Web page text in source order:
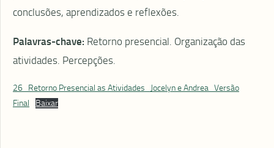
conclusões, aprendizados e reflexões.
Palavras-chave: Retorno presencial. Organização das
atividades. Percepções.
26_Retorno Presencial as Atividades_Jocelyn e Andrea_Versão
Final
Baixar